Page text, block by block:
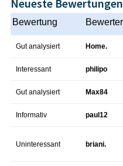
Neueste
Bewertung Bewerter
Gut analysiert Home.
Interessant philipo
Gut analysiert Max84
Informativ paul12
Uninteressant briani.